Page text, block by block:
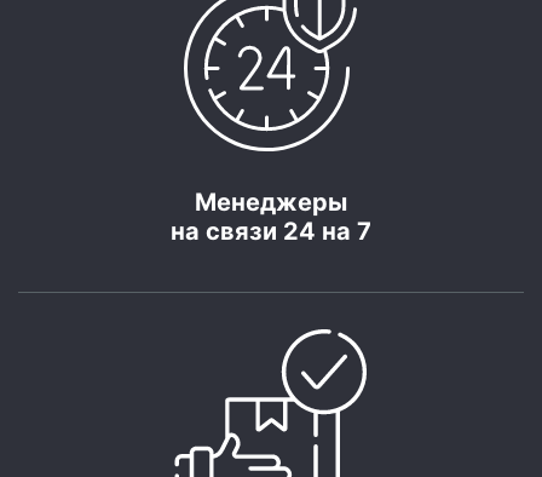
Менеджеры
на связи 24 на 7